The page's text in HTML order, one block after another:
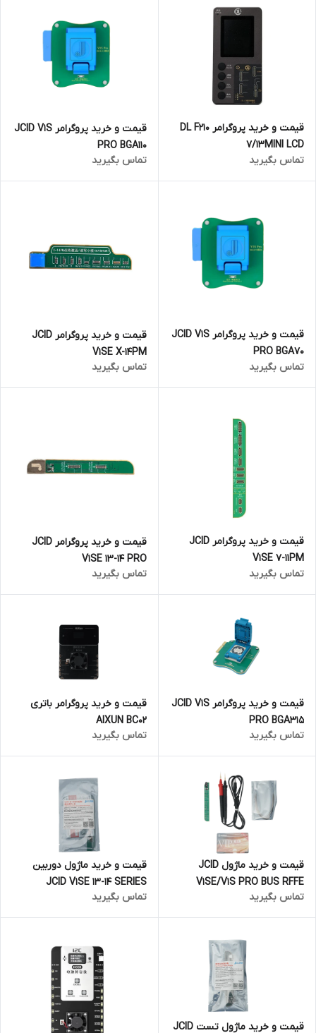
قیمت و خرید پروگرامر DL F210
7/13MINI LCD
تماس بگیرید
قیمت و خرید پروگرامر JCID V1S
PRO BGA110
تماس بگیرید
قیمت و خرید پروگرامر JCID V1S
PRO BGA70
تماس بگیرید
قیمت و خرید پروگرامر JCID
V1SE X-14PM
تماس بگیرید
قیمت و خرید پروگرامر JCID
V1SE 7-11PM
تماس بگیرید
قیمت و خرید پروگرامر JCID
V1SE 13-14 PRO
تماس بگیرید
قیمت و خرید پروگرامر JCID V1S
PRO BGA315
تماس بگیرید
قیمت و خرید پروگرامر باتری
AIXUN BC02
تماس بگیرید
قیمت و خرید ماژول JCID
V1SE/V1S PRO BUS RFFE
تماس بگیرید
قیمت و خرید ماژول دوربین
JCID V1SE 13-14 SERIES
تماس بگیرید
قیمت و خرید ماژول تست JCID